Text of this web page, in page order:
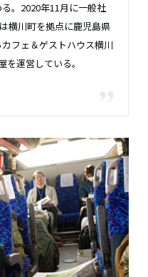
。2020年11月に一般社
横川町を拠点に鹿児島県
フェ＆ゲストハウス横川
を運営している。